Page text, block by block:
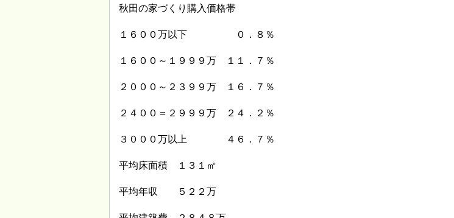
秋田の家づくり購入価格帯
１６００万以下 ０．８％
１６００～１９９９万 １１．７％
２０００～２３９９万 １６．７％
２４００＝２９９９万 ２４．２％
３０００万以上 ４６．７％
平均床面積 １３１㎡
平均年収 ５２２万